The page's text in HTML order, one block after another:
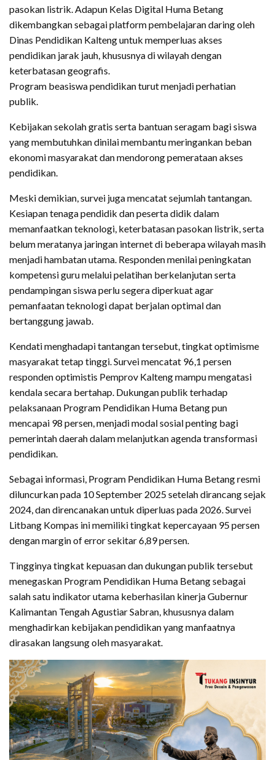
pasokan listrik. Adapun Kelas Digital Huma Betang
dikembangkan sebagai platform pembelajaran daring oleh
Dinas Pendidikan Kalteng untuk memperluas akses
pendidikan jarak jauh, khususnya di wilayah dengan
keterbatasan geografis.
Program beasiswa pendidikan turut menjadi perhatian
publik.
Kebijakan sekolah gratis serta bantuan seragam bagi siswa
yang membutuhkan dinilai membantu meringankan beban
ekonomi masyarakat dan mendorong pemerataan akses
pendidikan.
Meski demikian, survei juga mencatat sejumlah tantangan.
Kesiapan tenaga pendidik dan peserta didik dalam
memanfaatkan teknologi, keterbatasan pasokan listrik, serta
belum meratanya jaringan internet di beberapa wilayah masih
menjadi hambatan utama. Responden menilai peningkatan
kompetensi guru melalui pelatihan berkelanjutan serta
pendampingan siswa perlu segera diperkuat agar
pemanfaatan teknologi dapat berjalan optimal dan
bertanggung jawab.
Kendati menghadapi tantangan tersebut, tingkat optimisme
masyarakat tetap tinggi. Survei mencatat 96,1 persen
responden optimistis Pemprov Kalteng mampu mengatasi
kendala secara bertahap. Dukungan publik terhadap
pelaksanaan Program Pendidikan Huma Betang pun
mencapai 98 persen, menjadi modal sosial penting bagi
pemerintah daerah dalam melanjutkan agenda transformasi
pendidikan.
Sebagai informasi, Program Pendidikan Huma Betang resmi
diluncurkan pada 10 September 2025 setelah dirancang sejak
2024, dan direncanakan untuk diperluas pada 2026. Survei
Litbang Kompas ini memiliki tingkat kepercayaan 95 persen
dengan margin of error sekitar 6,89 persen.
Tingginya tingkat kepuasan dan dukungan publik tersebut
menegaskan Program Pendidikan Huma Betang sebagai
salah satu indikator utama keberhasilan kinerja Gubernur
Kalimantan Tengah Agustiar Sabran, khususnya dalam
menghadirkan kebijakan pendidikan yang manfaatnya
dirasakan langsung oleh masyarakat.